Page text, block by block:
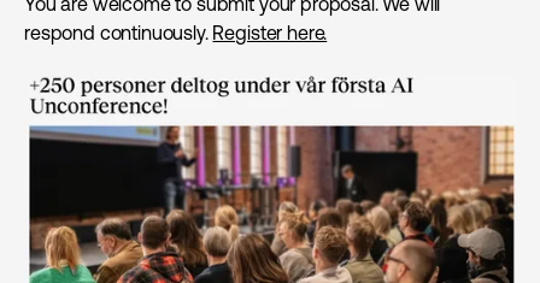
respond continuously. Register here.